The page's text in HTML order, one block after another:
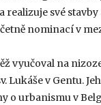
realizuje své
nominací v
vyučoval na
Lukáše v Gentu.
o urbanismu v